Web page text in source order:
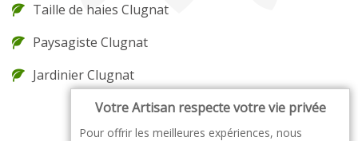
Taille de haies Clugnat
Paysagiste Clugnat
Jardinier Clugnat
Votre Artisan respecte votre vie privée
Pour offrir les meilleures expériences, nous